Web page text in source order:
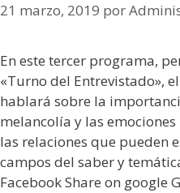
21 marzo, 2019 por
En este tercer programa,
«Turno del Entrevistado»,
hablará sobre la
melancolía y las
las relaciones que pueden
campos del saber y
Facebook Share on google